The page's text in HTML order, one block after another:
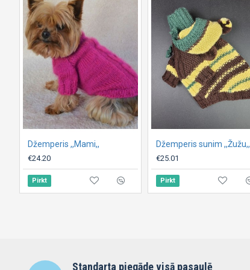
Džemperis ,,Mami,,
€24.20
Pirkt
Džemperis sunim ,,Žužu,,
€25.01
Pirkt
Standarta piegāde visā pasaulē